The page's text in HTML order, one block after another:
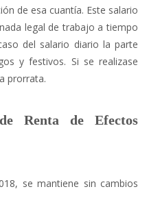
de esa cuantía. Este salario
legal de trabajo a tiempo
del salario diario la parte
y festivos. Si se realizase
prorrata.
Renta de Efectos
se mantiene sin cambios